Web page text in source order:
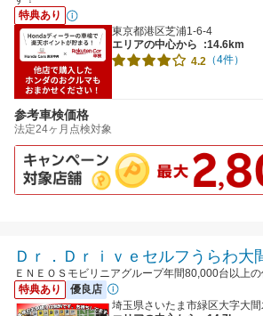
特典あり
東京都港区芝浦1-6-4
エリアの中心から
:14.6km
4.2 （4件）
参考車検価格
法定24ヶ月点検対象
Ｄｒ．Ｄｒｉｖｅセルフうらわ大
ＥＮＥＯＳモビリニアグループ年間80,000台以上
特典あり
優良店
埼玉県さいたま市緑区大字大